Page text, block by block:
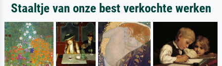
Staaltje van onze best verkochte werken